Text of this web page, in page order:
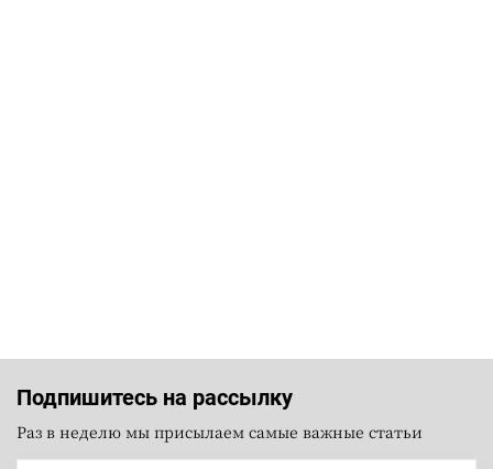
Подпишитесь на рассылку
Раз в неделю мы присылаем самые важные статьи